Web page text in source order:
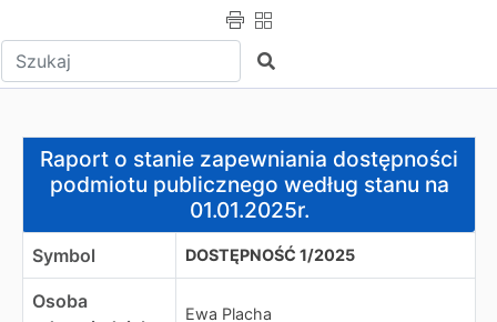
Wpisz tekst do wyszukania Szukaj
Raport o stanie zapewniania dostępności podmiotu
Raport o stanie zapewniania dostępności
podmiotu publicznego według stanu na
01.01.2025r.
Symbol DOSTĘPNOŚĆ 1/2025
Osoba
Ewa Placha